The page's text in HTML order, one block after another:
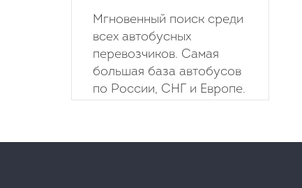
Мгновенный поиск среди
всех автобусных
перевозчиков. Самая
большая база автобусов
по России, СНГ и Европе.